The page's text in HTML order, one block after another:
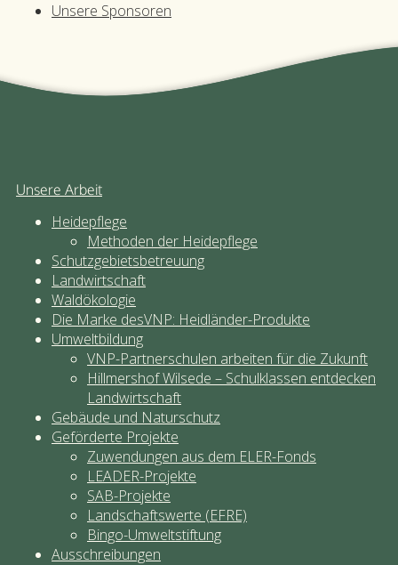
Unsere Sponsoren
Unsere Arbeit
Heidepflege
Methoden der Heidepflege
Schutzgebietsbetreuung
Landwirtschaft
Waldökologie
Die Marke desVNP: Heidländer-Produkte
Umweltbildung
VNP-Partnerschulen arbeiten für die Zukunft
Hillmershof Wilsede – Schulklassen entdecken
Landwirt­schaft
Gebäude und Naturschutz
Geförderte Projekte
Zuwendungen aus dem ELER-Fonds
LEADER-Projekte
SAB-Projekte
Landschaftswerte (EFRE)
Bingo-Umweltstiftung
Ausschreibungen